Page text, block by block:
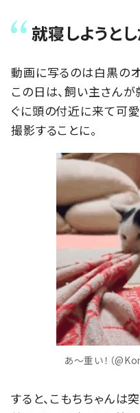
就寝しようと
動画に写るのは白黒のオ
この日は、飼い主さん
ぐに頭の付近に来て可
撮影することに。
あ～重い！（
すると、こもちちゃんは